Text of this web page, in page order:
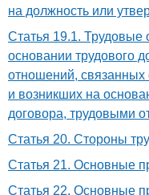
на должность или
Статья 19.1.
основании трудового
отношений, связанных
и возникших на
договора, трудовыми
Статья 20. Стороны
Статья 21. Основные
Статья 22. Основные